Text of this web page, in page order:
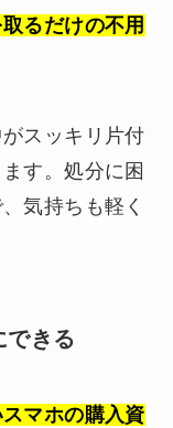
るだけの不用
スッキリ片付
す。処分に困
気持ちも軽く
できる
マホの購入資